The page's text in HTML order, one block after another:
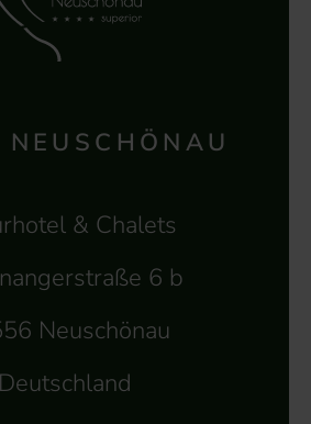
NEUSCHÖNAU
& Chalets
6 b
Neuschönau
Deutschland